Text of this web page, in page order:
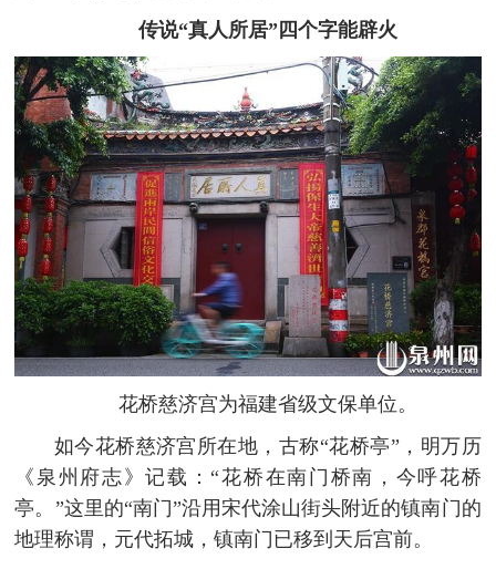
传说“真人所居”四个字能辟火
花桥慈济宫为福建省级文保单位。
如今花桥慈济宫所在地，古称“花桥亭”，明万历
《泉州府志》记载：“花桥在南门桥南，今呼花桥
亭。”这里的“南门”沿用宋代涂山街头附近的镇南门的
地理称谓，元代拓城，镇南门已移到天后宫前。